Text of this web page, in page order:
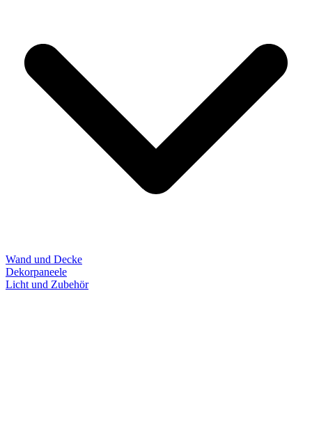
Wand und Decke
Dekorpaneele
Licht und Zubehör